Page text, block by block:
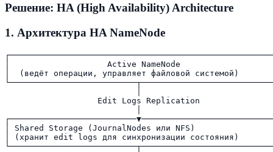
Решение: HA (High Availability) Architecture
1. Архитектура HA NameNode
│                    Active NameNode
│  (ведёт операции, управляет файловой системой)
                   Edit Logs Replication
│ Shared Storage (JournalNodes или NFS)
│ (хранит edit logs для синхронизации состояния)